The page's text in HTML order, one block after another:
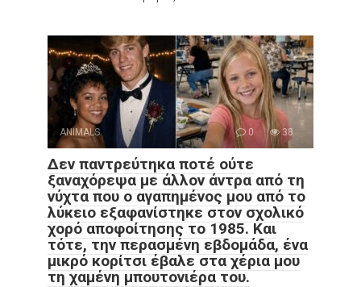
ANIMALS 0 38
Δεν παντρεύτηκα ποτέ ούτε
ξαναχόρεψα με άλλον άντρα από τη
νύχτα που ο αγαπημένος μου από το
λύκειο εξαφανίστηκε στον σχολικό
χορό αποφοίτησης το 1985. Και
τότε, την περασμένη εβδομάδα, ένα
μικρό κορίτσι έβαλε στα χέρια μου
τη χαμένη μπουτονιέρα του.